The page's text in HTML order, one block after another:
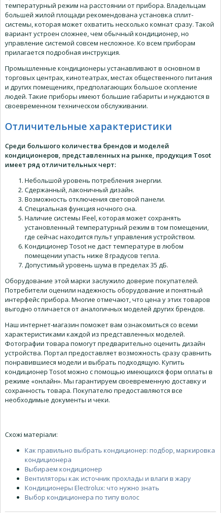
температурный режим на расстоянии от прибора. Владельцам
большей жилой площади рекомендована установка сплит-
системы, которая может охватить несколько комнат сразу. Такой
вариант устроен сложнее, чем обычный кондиционер, но
управление системой совсем несложное. Ко всем приборам
прилагается подробная инструкция.
Промышленные кондиционеры устанавливают в основном в
торговых центрах, кинотеатрах, местах общественного питания
и других помещениях, предполагающих большое скопление
людей. Такие приборы имеют большие габариты и нуждаются в
своевременном техническом обслуживании.
Отличительные характеристики
Среди большого количества брендов и моделей
кондиционеров, представленных на рынке, продукция Tosot
имеет ряд отличительных черт:
Небольшой уровень потребления энергии.
Сдержанный, лаконичный дизайн.
Возможность отключения световой панели.
Специальная функция ночного сна.
Наличие системы IFeel, которая может сохранять
установленный температурный режим в том помещении,
где сейчас находится пульт управления устройством.
Кондиционер Tosot не даст температуре в любом
помещении упасть ниже 8 градусов тепла.
Допустимый уровень шума в пределах 35 дБ.
Оборудование этой марки заслужило доверие покупателей.
Потребители оценили надежность оборудование и понятный
интерфейс прибора. Многие отмечают, что цена у этих товаров
выгодно отличается от аналогичных моделей других брендов.
Наш интернет-магазин поможет вам ознакомиться со всеми
характеристиками каждой из представленных моделей.
Фотографии товара помогут предварительно оценить дизайн
устройства. Портал предоставляет возможность сразу сравнить
понравившиеся модели и выбрать подходящую. Купить
кондиционер Tosot можно с помощью имеющихся форм оплаты в
режиме «онлайн». Мы гарантируем своевременную доставку и
сохранность товара. Покупателю предоставляются все
необходимые документы и чеки.
Схожі матеріали:
Как правильно выбрать кондиционер: подбор, маркировка
кондиционера
Выбираем кондиционер
Вентиляторы как источник прохлады и влаги в жару
Кондиционеры Electrolux: что нужно знать
Выбор кондиционера по типу волос